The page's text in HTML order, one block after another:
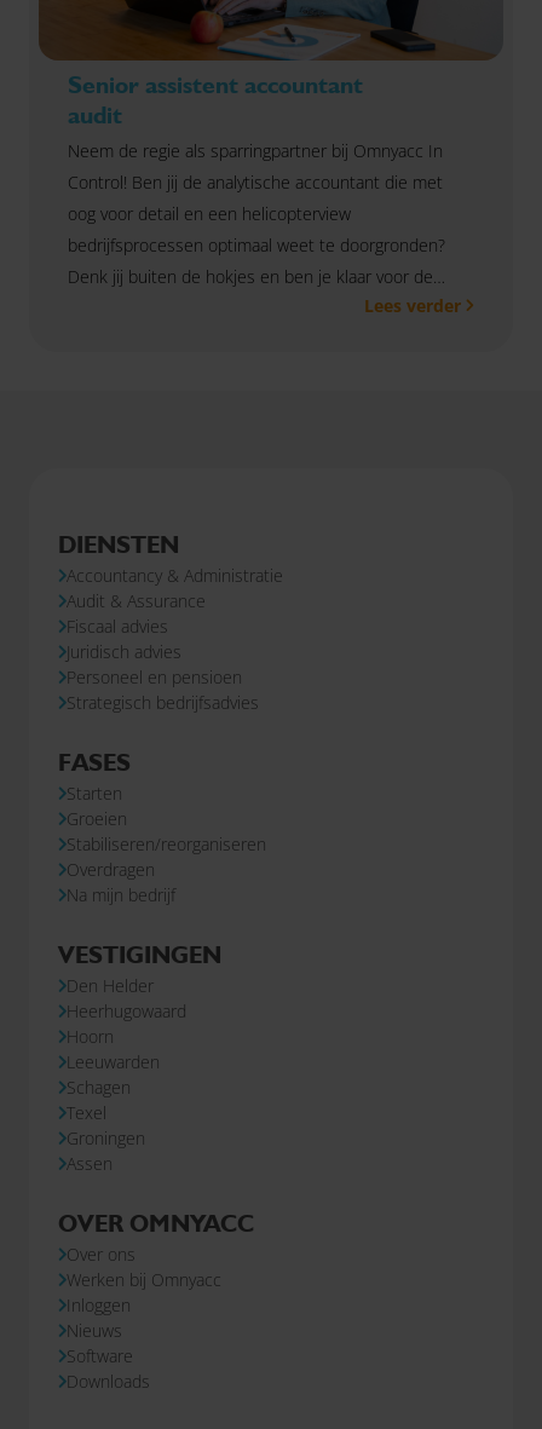
Senior assistent accountant
audit
Neem de regie als sparringpartner bij Omnyacc In
Control! Ben jij de analytische accountant die met
oog voor detail en een helicopterview
bedrijfsprocessen optimaal weet te doorgronden?
Denk jij buiten de hokjes en ben je klaar voor de
volgende stap in je carrière? Bij OmnyaccLees verder
DIENSTEN
Accountancy & Administratie
Audit & Assurance
Fiscaal advies
Juridisch advies
Personeel en pensioen
Strategisch bedrijfsadvies
FASES
Starten
Groeien
Stabiliseren/reorganiseren
Overdragen
Na mijn bedrijf
VESTIGINGEN
Den Helder
Heerhugowaard
Hoorn
Leeuwarden
Schagen
Texel
Groningen
Assen
OVER OMNYACC
Over ons
Werken bij Omnyacc
Inloggen
Nieuws
Software
Downloads